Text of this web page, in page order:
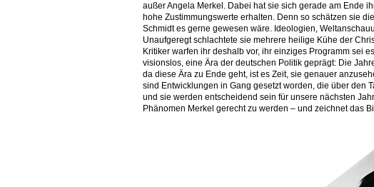
außer Angela Merkel. Dabei hat sie sich gerade am Ende
hohe Zustimmungswerte erhalten. Denn so schätzen sie
Schmidt es gerne gewesen wäre. Ideologien,
Unaufgeregt schlachtete sie mehrere heilige Kühe der
Kritiker warfen ihr deshalb vor, ihr einziges Programm sei
visionslos, eine Ära der deutschen Politik geprägt: Die
da diese Ära zu Ende geht, ist es Zeit, sie genauer
sind Entwicklungen in Gang gesetzt worden, die über den
und sie werden entscheidend sein für unsere nächsten
Phänomen Merkel gerecht zu werden – und zeichnet das